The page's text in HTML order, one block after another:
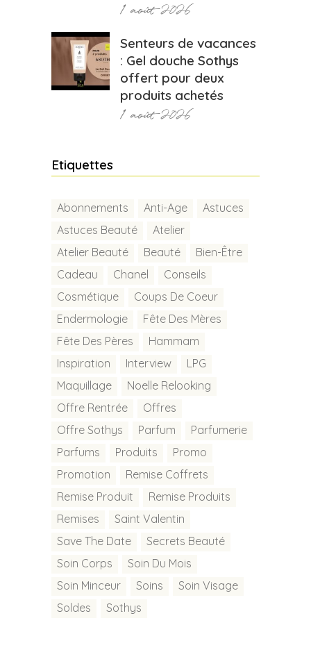
1 août 2026
Senteurs de vacances
: Gel douche Sothys
offert pour deux
produits achetés
1 août 2026
Etiquettes
Abonnements Anti-Age
Astuces
Astuces Beauté
Atelier
Atelier Beauté
Beauté
Bien-Être
Cadeau
Chanel
Conseils
Cosmétique
Coups De Coeur
Endermologie
Fête Des Mères
Fête Des Pères
Hammam
Inspiration
Interview
LPG
Maquillage
Noelle Relooking
Offre Rentrée
Offres
Offre Sothys
Parfum
Parfumerie
Parfums
Produits
Promo
Promotion
Remise Coffrets
Remise Produit
Remise Produits
Remises
Saint Valentin
Save The Date
Secrets Beauté
Soin Corps
Soin Du Mois
Soin Minceur
Soins
Soin Visage
Soldes
Sothys